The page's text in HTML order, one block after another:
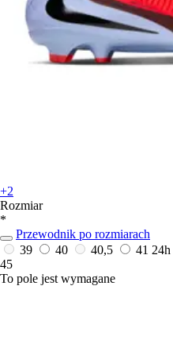
+2
Rozmiar
*
Przewodnik po rozmiarach
39
40 40,5 41 24h
45
To pole jest wymagane